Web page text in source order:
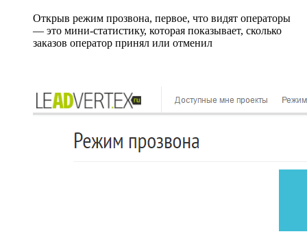
Открыв режим прозвона, первое, что видят операторы
— это мини-статистику, которая показывает, сколько
заказов оператор принял или отменил